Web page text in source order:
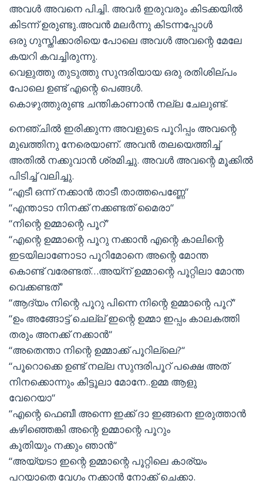
അവൾ അവനെ പിച്ചി. അവർ ഇരുവരും കിടക്കയിൽ
കിടന്ന് ഉരുണ്ടു.അവൻ മലർന്നു കിടന്നപ്പോൾ
ഒരു ഗുസ്തിക്കാരിയെ പോലെ അവൾ അവന്റെ മേലേ
കയറി കവച്ചിരുന്നു.
വെളുത്തു തുടുത്തു സുന്ദരിയായ ഒരു രതിശില്പം
പോലെ ഉണ്ട് എന്റെ പെങ്ങൾ.
കൊഴുത്തുരുണ്ട ചന്തികാണാൻ നല്ല ചേലുണ്ട്.
നെഞ്ചിൽ ഇരിക്കുന്ന അവളുടെ പൂറിപ്പം അവന്റെ
മുഖത്തിനു നേരെയാണ്. അവൻ തലയെത്തിച്ച്
അതിൽ നക്കുവാൻ ശ്രമിച്ചു. അവൾ അവന്റെ മൂക്കിൽ
പിടിച്ച് വലിച്ചു.
“എടീ ഒന്ന് നക്കാൻ താടീ താത്തപെണ്ണേ“
“എന്താടാ നിനക്ക് നക്കണ്ടത് മൈരാ“
“നിന്റെ ഉമ്മാന്റെ പൂറ്“
“എന്റെ ഉമ്മാന്റെ പൂറു നക്കാൻ എന്റെ കാലിന്റെ
ഇടയിലാണോടാ പൂറിമോനെ അന്റെ മോന്ത
കൊണ്ട് വരേണ്ടത്…അയ്ന് ഉമ്മാന്റെ പൂറ്റിലാ മോന്ത
വെക്കണ്ടത്“
“ആദ്യം നിന്റെ പൂറു പിന്നെ നിന്റെ ഉമ്മാന്റെ പൂറ്“
“ഉം അങ്ങോട്ട് ചെല്ല് ഇന്റെ ഉമ്മാ ഇപ്പം കാലകത്തി
തരും അനക്ക് നക്കാൻ“
“അതെന്താ നിന്റെ ഉമ്മാക്ക് പൂറില്ലെ?“
“പൂറൊക്കെ ഉണ്ട് നല്ല സുന്ദരിപൂറ് പക്ഷെ അത്
നിനക്കൊന്നും കിട്ടൂലാ മോനേ..ഉമ്മ ആളു
വേറെയാ“
“എന്റെ ഫെബീ അന്നെ ഇക്ക് ദാ ഇങ്ങനെ ഇരുത്താൻ
കഴിഞ്ഞെങ്കി അന്റെ ഉമ്മാന്റെ പൂറും
കൂതിയും നക്കും ഞാൻ“
“അയ്യടാ ഇന്റെ ഉമ്മാന്റെ പൂറ്റിലെ കാര്യം
പറയാതെ വേഗം നക്കാൻ നോക്ക് ചെക്കാ.